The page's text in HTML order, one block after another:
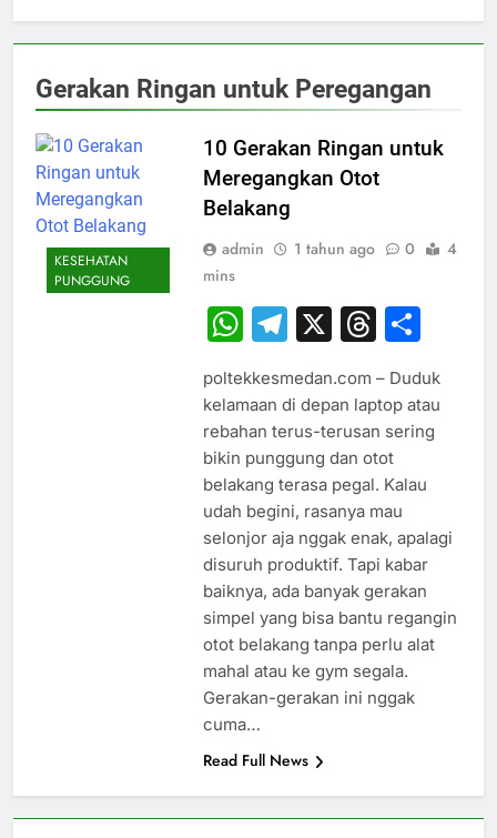
Gerakan Ringan untuk Peregangan
KESEHATAN
PUNGGUNG
10 Gerakan Ringan untuk
Meregangkan Otot
Belakang
admin 1 tahun ago 0
4
mins
WhatsApp
Telegram
X
poltekkesmedan.com – Duduk
kelamaan di depan laptop atau
rebahan terus-terusan sering
bikin punggung dan otot
belakang terasa pegal. Kalau
udah begini, rasanya mau
selonjor aja nggak enak, apalagi
disuruh produktif. Tapi kabar
baiknya, ada banyak gerakan
simpel yang bisa bantu regangin
otot belakang tanpa perlu alat
mahal atau ke gym segala.
Gerakan-gerakan ini nggak
cuma…
Read Full News